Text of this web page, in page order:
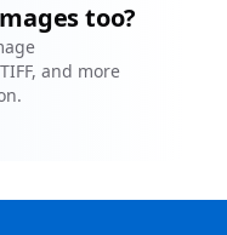
too?
and more